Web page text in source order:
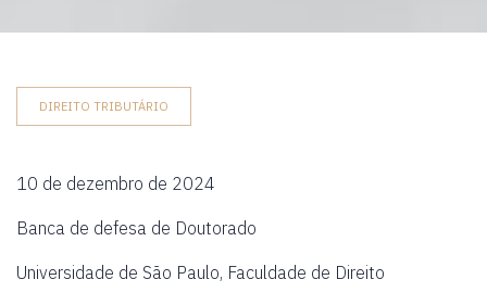
DIREITO TRIBUTÁRIO
10 de dezembro de 2024
Banca de defesa de Doutorado
Universidade de São Paulo, Faculdade de Direito